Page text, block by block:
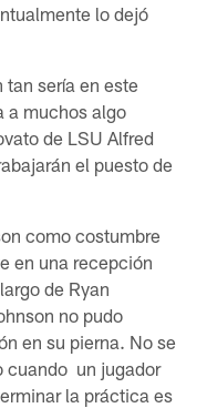
lo dejó
sería en este
a muchos algo
de LSU Alfred
el puesto de
como costumbre
en una recepción
de Ryan
no pudo
en su pierna. No se
cuando un jugador
la práctica es